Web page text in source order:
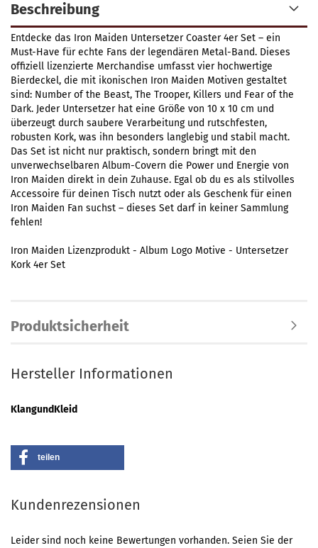
Beschreibung
Entdecke das Iron Maiden Untersetzer Coaster 4er Set – ein
Must-Have für echte Fans der legendären Metal-Band. Dieses
offiziell lizenzierte Merchandise umfasst vier hochwertige
Bierdeckel, die mit ikonischen Iron Maiden Motiven gestaltet
sind: Number of the Beast, The Trooper, Killers und Fear of the
Dark. Jeder Untersetzer hat eine Größe von 10 x 10 cm und
überzeugt durch saubere Verarbeitung und rutschfesten,
robusten Kork, was ihn besonders langlebig und stabil macht.
Das Set ist nicht nur praktisch, sondern bringt mit den
unverwechselbaren Album-Covern die Power und Energie von
Iron Maiden direkt in dein Zuhause. Egal ob du es als stilvolles
Accessoire für deinen Tisch nutzt oder als Geschenk für einen
Iron Maiden Fan suchst – dieses Set darf in keiner Sammlung
fehlen!
Iron Maiden Lizenzprodukt - Album Logo Motive - Untersetzer
Kork 4er Set
Produktsicherheit
Hersteller Informationen
KlangundKleid
teilen
Kundenrezensionen
Leider sind noch keine Bewertungen vorhanden. Seien Sie der